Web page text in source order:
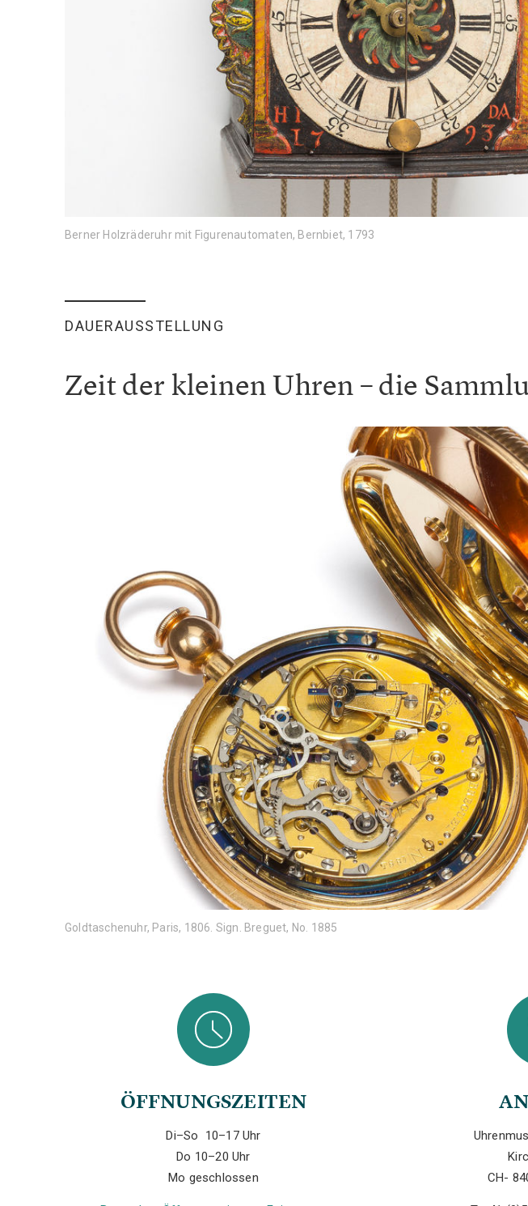
Berner Holzräderuhr mit Figurenautomaten, Bernbiet, 1793
DAUERAUSSTELLUNG
Zeit der kleinen Uhren – die
Goldtaschenuhr, Paris, 1806. Sign. Breguet, No. 1885
ÖFFNUNGSZEITEN
Di–So 10–17 Uhr
Do 10–20 Uhr
Mo geschlossen
CH-